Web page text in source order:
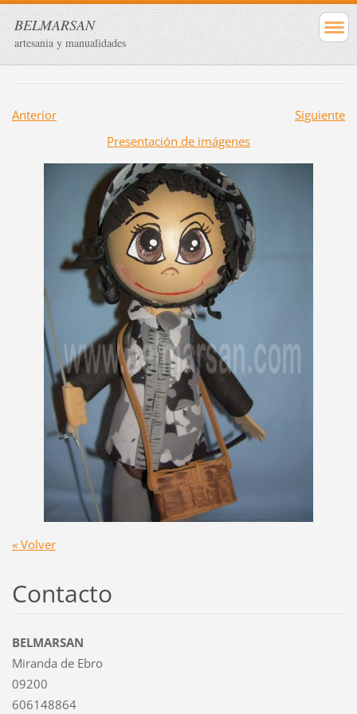
BELMARSAN
artesania y manualidades
Anterior
Siguiente
Presentación de imágenes
« Volver
Contacto
BELMARSAN
Miranda de Ebro
09200
606148864